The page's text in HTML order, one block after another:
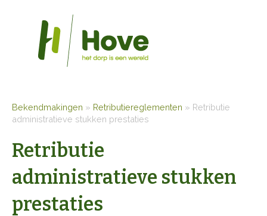
Bekendmakingen » Retributiereglementen » Retributie
administratieve stukken prestaties
Retributie
administratieve stukken
prestaties